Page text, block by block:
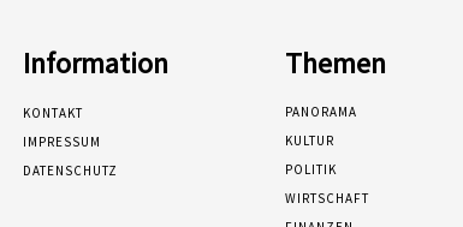
Information
KONTAKT
IMPRESSUM
DATENSCHUTZ
Themen
PANORAMA
KULTUR
POLITIK
WIRTSCHAFT